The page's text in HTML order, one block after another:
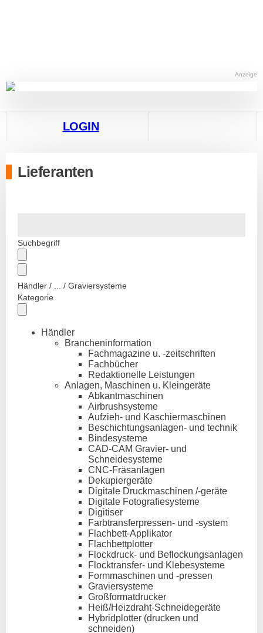
Anzeige
LOGIN
Lieferanten
Suchbegriff
Händler / ... / Graviersysteme
Kategorie
Händler
Brancheninformation
Fachmagazine u. -zeitschriften
Fachbücher
Redaktionelle Leistungen
Anlagen, Maschinen u. Kleingeräte
Abkantmaschinen
Airbrushsysteme
Aufzieh- und Kaschiermaschinen
Beschichtungsanlagen- und technik
Bindesysteme
CAD-CAM Gravier- und
Schneidesysteme
CNC-Fräsanlagen
Dekupiergeräte
Digitale Druckmaschinen /-geräte
Digitale Fotografiesysteme
Digitiser
Farbtransferpressen- und -system
Flachbett-Applikator
Flachbettplotter
Flockdruck- und Beflockungsanlagen
Flocktransfer- und Klebesysteme
Formmaschinen und -pressen
Graviersysteme
Großformatdrucker
Heiß/Heizdraht-Schneidegeräte
Hybridplotter (drucken und
schneiden)